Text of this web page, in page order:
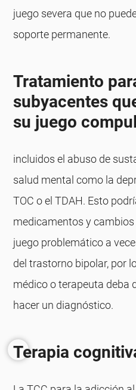
juego severa que no
soporte permanente.
Tratamiento
subyacentes
su juego
incluidos el abuso de
salud mental como la
TOC o el TDAH. Esto
medicamentos y cambios
juego problemático a
del trastorno bipolar, por
médico o terapeuta deba
hacer un diagnóstico.
Terapia